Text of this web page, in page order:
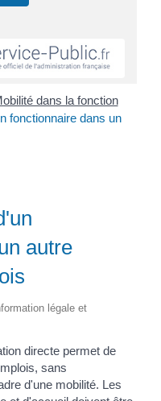
dans la fonction
fonctionnaire dans un
autre
légale et
directe permet de
sans
d'une mobilité. Les